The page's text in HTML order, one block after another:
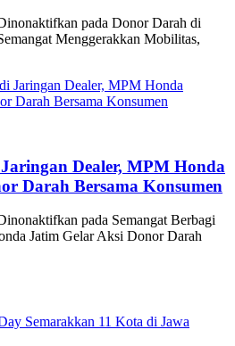
pada Donor Darah di
Menggerakkan Mobilitas,
Dealer, MPM Honda
Darah Bersama Konsumen
pada Semangat Berbagi
Jatim Gelar Aksi Donor Darah